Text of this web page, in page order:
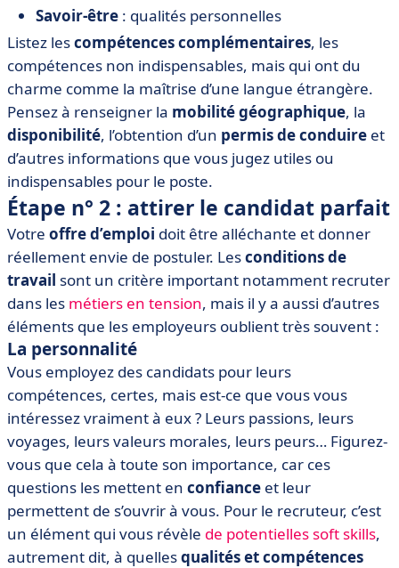
Savoir-être : qualités personnelles
Listez lescompétences complémentaires, les
compétences non indispensables, mais qui ont du
charme comme la maîtrise d’une langue étrangère.
Pensez à renseigner la mobilité géographique, la
disponibilité, l’obtention d’un permis de conduire et
d’autres informations que vous jugez utiles ou
indispensables pour le poste.
Étape n° 2 : attirer le candidat parfait
Votre offre d’emploi doit être alléchante et donner
réellement envie de postuler. Lesconditions de
travail sont un critère important notamment recruter
dans les métiers en tension, mais il y a aussi d’autres
éléments que les employeurs oublient très souvent :
La personnalité
Vous employez des candidats pour leurs
compétences, certes, mais est-ce que vous vous
intéressez vraiment à eux ? Leurs passions, leurs
voyages, leurs valeurs morales, leurs peurs… Figurez-
vous que cela à toute son importance, car ces
questions les mettent en confiance et leur
permettent de s’ouvrir à vous. Pour le recruteur, c’est
un élément qui vous révèle de potentielles soft skills,
autrement dit, à quellesqualités et compétences